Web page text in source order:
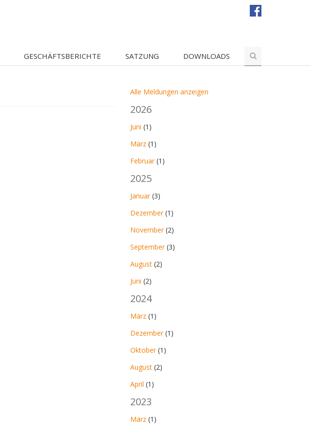
GESCHÄFTSBERICHTE SATZUNG DOWNLOADS
Alle Meldungen anzeigen
2026
Juni (1)
März (1)
Februar(1)
2025
Januar(3)
Dezember(1)
November(2)
September(3)
August (2)
Juni (2)
2024
März (1)
Dezember(1)
Oktober(1)
August (2)
April (1)
2023
März (1)